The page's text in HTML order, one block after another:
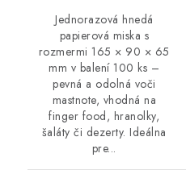
Jednorazová hnedá
papierová miska s
rozmermi 165 × 90 × 65
mm v balení 100 ks –
pevná a odolná voči
mastnote, vhodná na
finger food, hranolky,
šaláty či dezerty. Ideálna
pre...